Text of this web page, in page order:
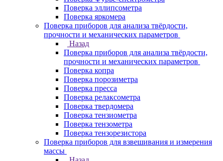
Поверка эллипсометра
Поверка яркомера
Поверка приборов для анализа твёрдости,
прочности и механических параметров
Назад
Поверка приборов для анализа твёрдости,
прочности и механических параметров
Поверка копра
Поверка порозиметра
Поверка пресса
Поверка релаксометра
Поверка твердомера
Поверка тензиометра
Поверка тензометра
Поверка тензорезистора
Поверка приборов для взвешивания и измерения
массы